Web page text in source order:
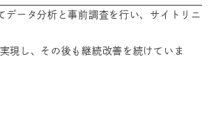
データ分析と事前調査を行い、サイトリニ
現し、その後も継続改善を続けていま